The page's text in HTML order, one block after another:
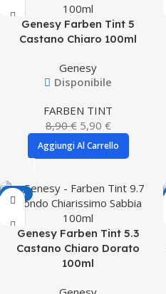
Genesy Farben Tint 5
Castano Chiaro 100ml
Genesy
Disponibile
FARBEN TINT
8,90€ 5,90 €
Aggiungi Al Carrello
-34%
Genesy Farben Tint 5.3
Castano Chiaro Dorato
100ml